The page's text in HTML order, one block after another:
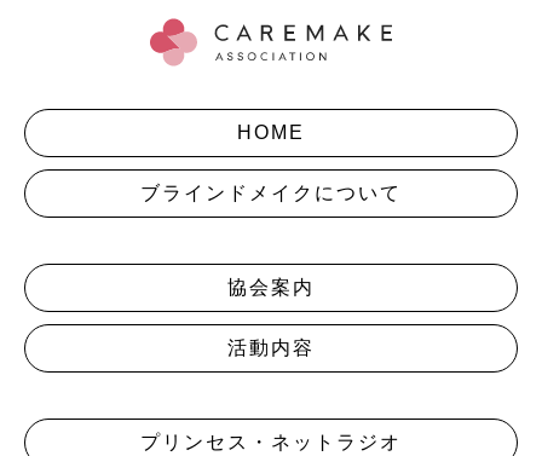
HOME
ブラインドメイクについて
協会案内
活動内容
プリンセス・ネットラジオ